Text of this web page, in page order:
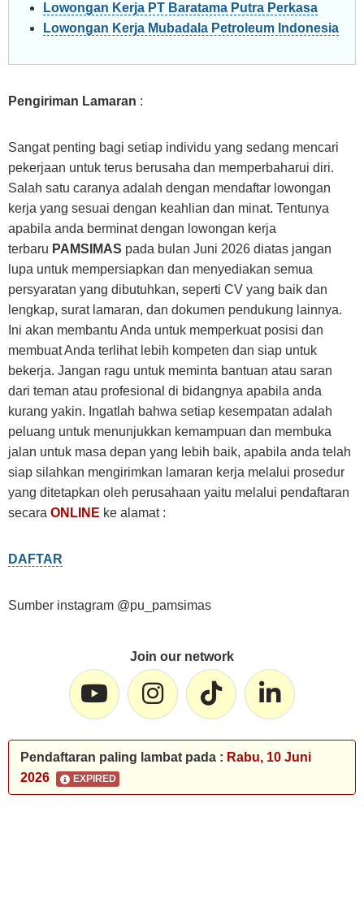
Lowongan Kerja PT Baratama Putra Perkasa
Lowongan Kerja Mubadala Petroleum Indonesia
Pengiriman Lamaran :
Sangat penting bagi setiap individu yang sedang mencari
pekerjaan untuk terus berusaha dan memperbaharui diri.
Salah satu caranya adalah dengan mendaftar lowongan
kerja yang sesuai dengan keahlian dan minat. Tentunya
apabila anda berminat dengan lowongan kerja
terbaru PAMSIMAS pada bulan Juni 2026 diatas jangan
lupa untuk mempersiapkan dan menyediakan semua
persyaratan yang dibutuhkan, seperti CV yang baik dan
lengkap, surat lamaran, dan dokumen pendukung lainnya.
Ini akan membantu Anda untuk memperkuat posisi dan
membuat Anda terlihat lebih kompeten dan siap untuk
bekerja. Jangan ragu untuk meminta bantuan atau saran
dari teman atau profesional di bidangnya apabila anda
kurang yakin. Ingatlah bahwa setiap kesempatan adalah
peluang untuk menunjukkan kemampuan dan membuka
jalan untuk masa depan yang lebih baik, apabila anda telah
siap silahkan mengirimkan lamaran kerja melalui prosedur
yang ditetapkan oleh perusahaan yaitu melalui pendaftaran
secara ONLINE ke alamat :
DAFTAR
Sumber instagram @pu_pamsimas
Join our network
Pendaftaran paling lambat pada : Rabu, 10 Juni
2026
EXPIRED